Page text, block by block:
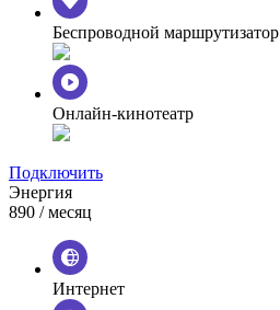
Беспроводной маршрутизатор
Онлайн-кинотеатр
Подключить
Энергия
890 / месяц
Интернет